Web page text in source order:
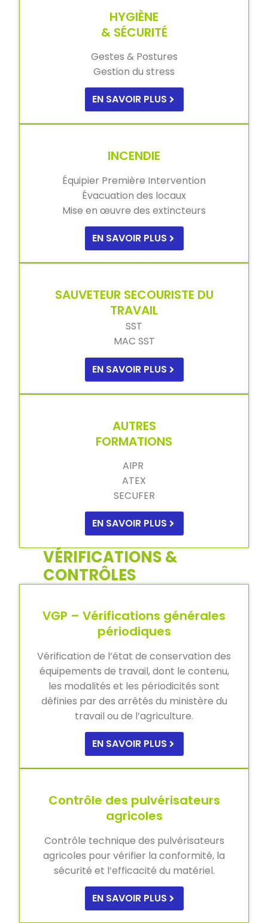
HYGIÈNE
& SÉCURITÉ
Gestes & Postures
Gestion du stress
EN SAVOIR PLUS
INCENDIE
Équipier Première Intervention
Évacuation des locaux
Mise en œuvre des extincteurs
EN SAVOIR PLUS
SAUVETEUR SECOURISTE DU
TRAVAIL
SST
MAC SST
EN SAVOIR PLUS
AUTRES
FORMATIONS
AIPR
ATEX
SECUFER
EN SAVOIR PLUS
VÉRIFICATIONS &
CONTRÔLES
VGP – Vérifications générales
périodiques
Vérification de l’état de conservation des
équipements de travail, dont le contenu,
les modalités et les périodicités sont
définies par des arrêtés du ministère du
travail ou de l’agriculture.
EN SAVOIR PLUS
Contrôle des pulvérisateurs
agricoles
Contrôle technique des pulvérisateurs
agricoles pour vérifier la conformité, la
sécurité et l’efficacité du matériel.
EN SAVOIR PLUS